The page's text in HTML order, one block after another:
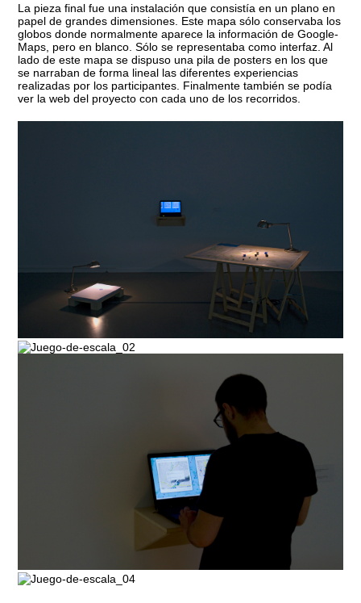
La pieza final fue una instalación que consistía en un plano en
papel de grandes dimensiones. Este mapa sólo conservaba los
globos donde normalmente aparece la información de Google-
Maps, pero en blanco. Sólo se representaba como interfaz. Al
lado de este mapa se dispuso una pila de posters en los que
se narraban de forma lineal las diferentes experiencias
realizadas por los participantes. Finalmente también se podía
ver la web del proyecto con cada uno de los recorridos.